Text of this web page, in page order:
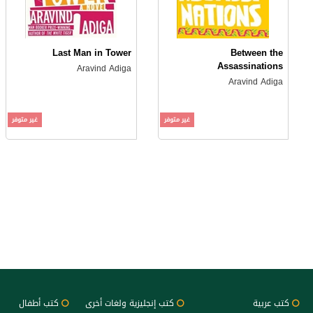
Between the
Assassinations
Aravind Adiga
غير متوفر
Last Man in Tower
Aravind Adiga
غير متوفر
كتب عربية كتب إنجليزية ولغات أخرى كتب أطفال